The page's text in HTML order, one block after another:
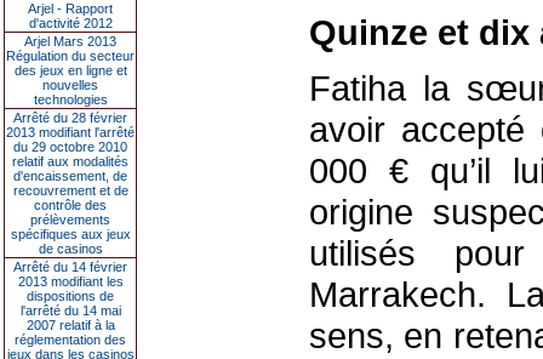
Arjel - Rapport
d'activité 2012
Arjel Mars 2013
Régulation du secteur
des jeux en ligne et
nouvelles
technologies
Arrêté du 28 février
2013 modifiant l'arrêté
du 29 octobre 2010
relatif aux modalités
d'encaissement, de
recouvrement et de
contrôle des
prélèvements
spécifiques aux jeux
de casinos
Arrêté du 14 février
2013 modifiant les
dispositions de
l'arrêté du 14 mai
2007 relatif à la
réglementation des
jeux dans les casinos
Quinze et dix
Fatiha la
avoir
000 € qu’il
origine
utilisés
Marrakech.
sens, en